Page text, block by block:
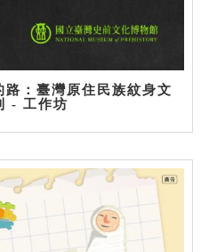
路：臺灣原住民族紋身文
- 工作坊